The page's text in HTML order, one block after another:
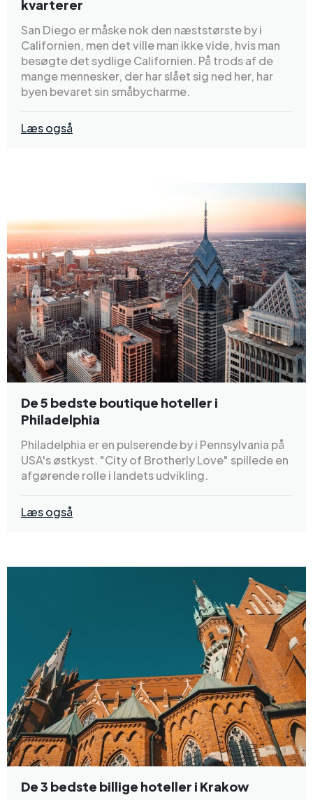
kvarterer
San Diego er måske nok den næststørste by i
Californien, men det ville man ikke vide, hvis man
besøgte det sydlige Californien. På trods af de
mange mennesker, der har slået sig ned her, har
byen bevaret sin småbycharme.
Læs også
De 5 bedste boutique hoteller i
Philadelphia
Philadelphia er en pulserende by i Pennsylvania på
USA's østkyst. "City of Brotherly Love" spillede en
afgørende rolle i landets udvikling.
Læs også
De 3 bedste billige hoteller i Krakow